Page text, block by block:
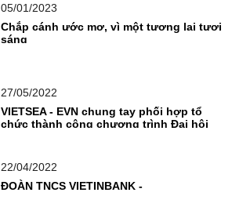
05/01/2023
Chắp cánh ước mơ, vì một tương lai tươi
sáng
27/05/2022
VIETSEA - EVN chung tay phối hợp tổ
chức thành công chương trình Đại hội
22/04/2022
ĐOÀN TNCS VIETINBANK -